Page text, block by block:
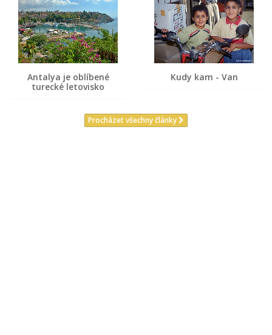
Antalya je oblíbené
turecké letovisko
Kudy kam - Van
Procházet všechny články